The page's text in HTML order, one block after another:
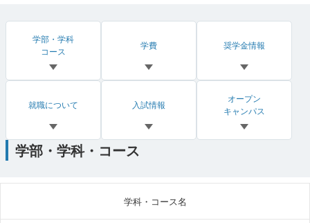
学部・学科
コース
学費 奨学金情報
就職について 入試情報
オープン
キャンパス
学部・学科・コース
学科・コース名